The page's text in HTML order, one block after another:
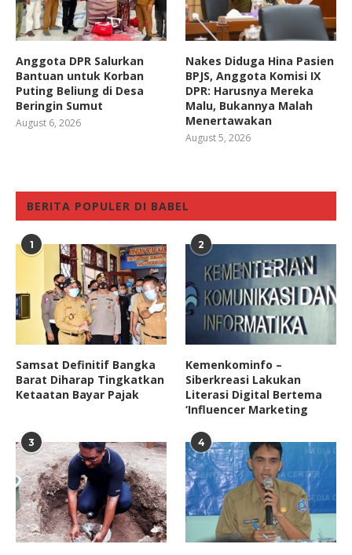
Anggota DPR Salurkan
Bantuan untuk Korban
Puting Beliung di Desa
Beringin Sumut
August 6, 2026
Nakes Diduga Hina Pasien
BPJS, Anggota Komisi IX
DPR: Harusnya Mereka
Malu, Bukannya Malah
Menertawakan
August 5, 2026
BERITA POPULER DI BABEL
1
Samsat Definitif Bangka
Barat Diharap Tingkatkan
Ketaatan Bayar Pajak
2
Kemenkominfo –
Siberkreasi Lakukan
Literasi Digital Bertema
‘Influencer Marketing
3 4